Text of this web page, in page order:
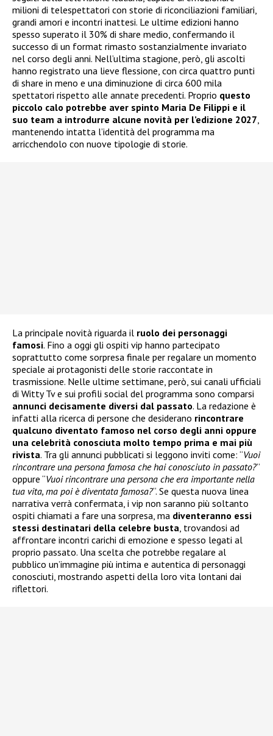
milioni di telespettatori con storie di riconciliazioni familiari,
grandi amori e incontri inattesi. Le ultime edizioni hanno
spesso superato il 30% di share medio, confermando il
successo di un format rimasto sostanzialmente invariato
nel corso degli anni. Nell’ultima stagione, però, gli ascolti
hanno registrato una lieve flessione, con circa quattro punti
di share in meno e una diminuzione di circa 600 mila
spettatori rispetto alle annate precedenti. Proprio questo
piccolo calo potrebbe aver spinto Maria De Filippi e il
suo team a introdurre alcune novità per l’edizione 2027
mantenendo intatta l’identità del programma ma
arricchendolo con nuove tipologie di storie.
La principale novità riguarda il ruolo dei personaggi
famosi. Fino a oggi gli ospiti vip hanno partecipato
soprattutto come sorpresa finale per regalare un momento
speciale ai protagonisti delle storie raccontate in
trasmissione. Nelle ultime settimane, però, sui canali ufficiali
di Witty Tv e sui profili social del programma sono comparsi
annunci decisamente diversi dal passato. La redazione è
infatti alla ricerca di persone che desiderano rincontrare
qualcuno diventato famoso nel corso degli anni oppure
una celebrità conosciuta molto tempo prima e mai più
rivista. Tra gli annunci pubblicati si leggono inviti come: “Vuoi
rincontrare una persona famosa che hai conosciuto in passato?”
oppure “Vuoi rincontrare una persona che era importante nella
tua vita, ma poi è diventata famosa?“. Se questa nuova linea
narrativa verrà confermata, i vip non saranno più soltanto
ospiti chiamati a fare una sorpresa, ma diventeranno essi
stessi destinatari della celebre busta , trovandosi ad
affrontare incontri carichi di emozione e spesso legati al
proprio passato. Una scelta che potrebbe regalare al
pubblico un’immagine più intima e autentica di personaggi
conosciuti, mostrando aspetti della loro vita lontani dai
riflettori.